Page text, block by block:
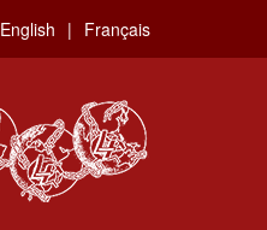
main
Français
English